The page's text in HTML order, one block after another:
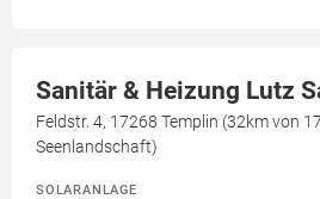
Sanitär & Heizung Lutz
Feldstr. 4, 17268 Templin (32km von
Seenlandschaft)
SOLARANLAGE